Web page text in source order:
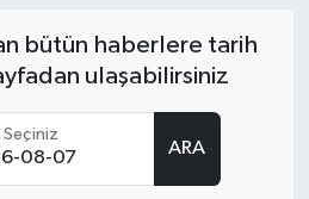
bütün haberlere tarih
ulaşabilirsiniz
Seçiniz
ARA